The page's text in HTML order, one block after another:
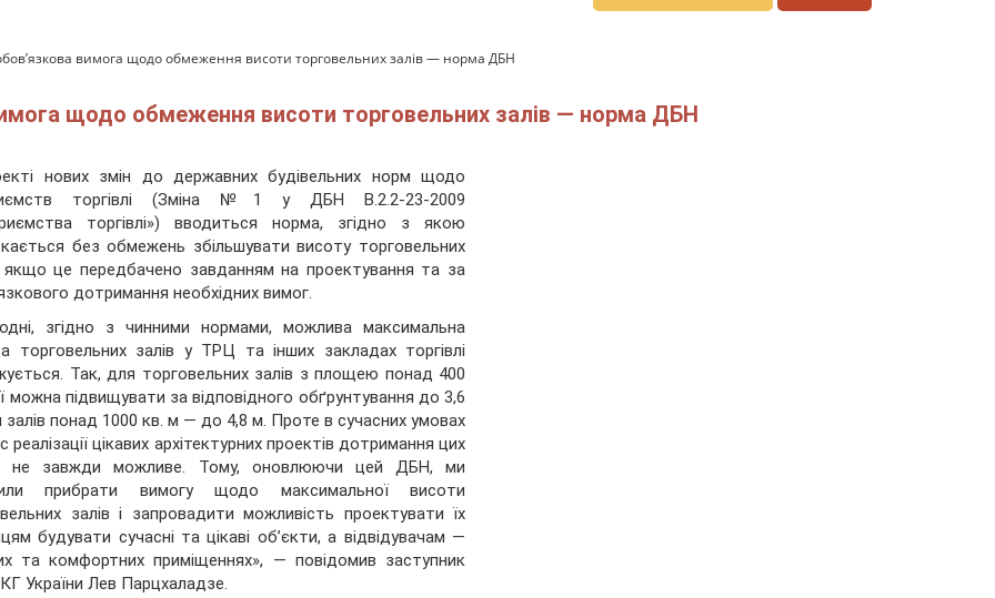
обов’язкова вимога щодо обмеження висоти торговельних залів — норма ДБН
щодо обмеження висоти торговельних залів — норма ДБН
нових змін до державних будівельних норм щодо
торгівлі (Зміна №1 у ДБН В.2.2-23-2009
торгівлі») вводиться норма, згідно з якою
без обмежень збільшувати висоту торговельних
якщо це передбачено завданням на проектування та за
дотримання необхідних вимог.
згідно з чинними нормами, можлива максимальна
торговельних залів у ТРЦ та інших закладах торгівлі
Так, для торговельних залів з площею понад 400
можна підвищувати за відповідного обґрунтування до 3,6
залів понад 1000 кв. м — до 4,8 м. Проте в сучасних умовах
реалізації цікавих архітектурних проектів дотримання цих
не завжди можливе. Тому, оновлюючи цей ДБН, ми
прибрати вимогу щодо максимальної висоти
залів і запровадити можливість проектувати їх
будувати сучасні та цікаві об’єкти, а відвідувачам —
та комфортних приміщеннях», — повідомив заступник
України Лев Парцхаладзе.